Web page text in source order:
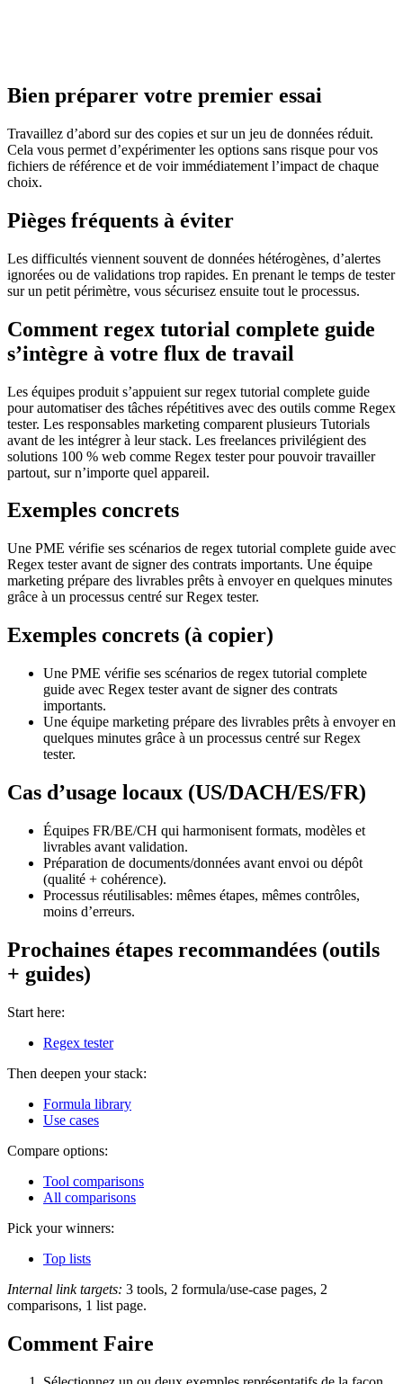
Bien préparer votre premier essai
Travaillez d’abord sur des copies et sur un jeu de données réduit.
Cela vous permet d’expérimenter les options sans risque pour vos
fichiers de référence et de voir immédiatement l’impact de chaque
choix.
Pièges fréquents à éviter
Les difficultés viennent souvent de données hétérogènes, d’alertes
ignorées ou de validations trop rapides. En prenant le temps de tester
sur un petit périmètre, vous sécurisez ensuite tout le processus.
Comment regex tutorial complete guide
s’intègre à votre flux de travail
Les équipes produit s’appuient sur regex tutorial complete guide
pour automatiser des tâches répétitives avec des outils comme Regex
tester. Les responsables marketing comparent plusieurs Tutorials
avant de les intégrer à leur stack. Les freelances privilégient des
solutions 100 % web comme Regex tester pour pouvoir travailler
partout, sur n’importe quel appareil.
Exemples concrets
Une PME vérifie ses scénarios de regex tutorial complete guide avec
Regex tester avant de signer des contrats importants. Une équipe
marketing prépare des livrables prêts à envoyer en quelques minutes
grâce à un processus centré sur Regex tester.
Exemples concrets (à copier)
Une PME vérifie ses scénarios de regex tutorial complete
guide avec Regex tester avant de signer des contrats
importants.
Une équipe marketing prépare des livrables prêts à envoyer en
quelques minutes grâce à un processus centré sur Regex
tester.
Cas d’usage locaux (US/DACH/ES/FR)
Équipes FR/BE/CH qui harmonisent formats, modèles et
livrables avant validation.
Préparation de documents/données avant envoi ou dépôt
(qualité + cohérence).
Processus réutilisables: mêmes étapes, mêmes contrôles,
moins d’erreurs.
Prochaines étapes recommandées (outils
+ guides)
Start here:
Regex tester
Then deepen your stack:
Formula library
Use cases
Compare options:
Tool comparisons
All comparisons
Pick your winners:
Top lists
Internal link targets: 3 tools, 2 formula/use-case pages, 2
comparisons, 1 list page.
Comment Faire